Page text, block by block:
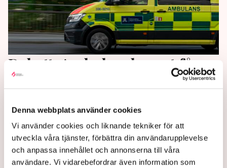
Denna webbplats använder cookies
Vi använder cookies och liknande tekniker för att
utveckla våra tjänster, förbättra din användarupplevelse
och anpassa innehållet och annonserna till våra
användare. Vi vidarebefordrar även information som
Debatt: Ambulanskaoset får
aldrig upprepas – inför ”Lex
Regeringen bör tillsätta en oberoende granskning av
ambulanskrisen i Region Stockholm.
Socialdemokraternas ideologiska lek med andras liv
får aldrig upprepas, skriver oppositionsregionrådet